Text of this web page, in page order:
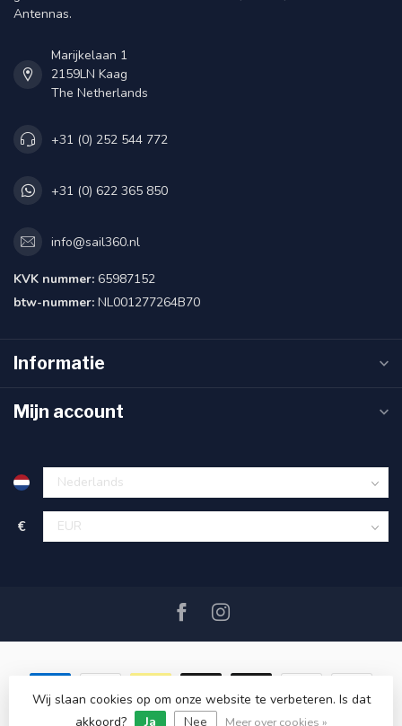
Antennas.
Marijkelaan 1
2159LN Kaag
The Netherlands
+31 (0) 252 544 772
+31 (0) 622 365 850
info@sail360.nl
KVK nummer: 65987152
btw-nummer: NL001277264B70
Informatie
Mijn account
€
© Copyright 2026 SAIL360 watersport and boat equipment
Wij slaan cookies op om onze website te verbeteren. Is dat
akkoord?
Ja Nee Meer over cookies »